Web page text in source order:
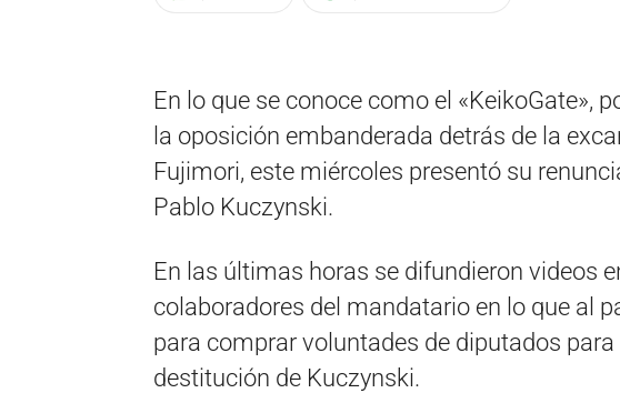
En lo que se conoce como el «KeikoGate»,
la oposición embanderada detrás de la
Fujimori, este miércoles presentó su
Pablo Kuczynski.
En las últimas horas se difundieron videos
colaboradores del mandatario en lo que al
para comprar voluntades de diputados
destitución de Kuczynski.